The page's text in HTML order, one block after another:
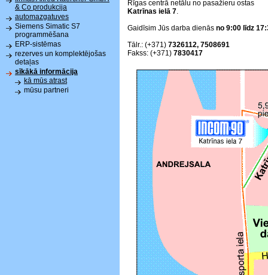
& Co produkcija
automazgatuves
Siemens Simatic S7
programmēšana
ERP-sistēmas
rezerves un komplektējošas
detaļas
sīkākā informācija
kā mūs atrast
mūsu partneri
Rīgas centrā netālu no pasažieru ostas
Katrīnas ielā 7.
Gaidīsim Jūs darba dienās no 9:00 līdz
Tālr.: (+371) 7326112, 7508691
Fakss: (+371) 7830417